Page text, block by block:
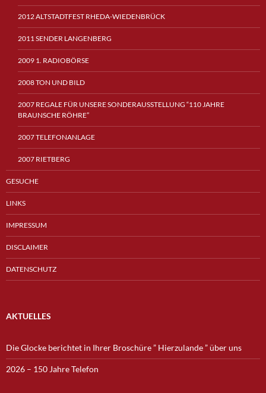
2012 ALTSTADTFEST RHEDA-WIEDENBRÜCK
2011 SENDER LANGENBERG
2009 1. RADIOBÖRSE
2008 TON UND BILD
2007 REGALE FÜR UNSERE SONDERAUSSTELLUNG “110 JAHRE
BRAUNSCHE RÖHRE”
2007 TELEFONANLAGE
2007 RIETBERG
GESUCHE
LINKS
IMPRESSUM
DISCLAIMER
DATENSCHUTZ
AKTUELLES
Die Glocke berichtet in Ihrer Broschüre ” Hierzulande ” über uns
2026 – 150 Jahre Telefon